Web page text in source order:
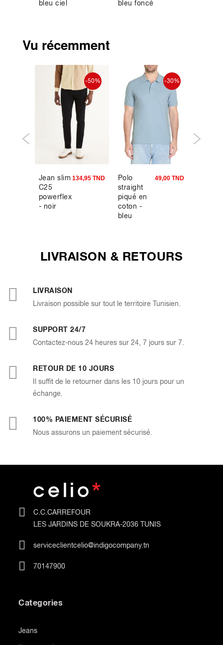
bleu ciel bleu foncé
Vu récemment
-50%
Jean slim
C25
powerflex
- noir
134,95 TND
-30%
Polo
straight
piqué en
coton -
bleu
49,00 TND
LIVRAISON & RETOURS
LIVRAISON
Livraison possible sur tout le territoire Tunisien.
SUPPORT 24/7
Contactez-nous 24 heures sur 24, 7 jours sur 7.
RETOUR DE 10 JOURS
Il suffit de le retourner dans les 10 jours pour un
échange.
100% PAIEMENT SÉCURISÉ
Nous assurons un paiement sécurisé.
C.C.CARREFOUR
LES JARDINS DE SOUKRA-2036 TUNIS
serviceclientcelio@indigocompany.tn
70147900
Categories
Jeans